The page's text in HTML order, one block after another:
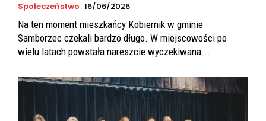
Społeczeństwo 16/06/2026
Na ten moment mieszkańcy Kobiernik w gminie
Samborzec czekali bardzo długo. W miejscowości po
wielu latach powstała nareszcie wyczekiwana...